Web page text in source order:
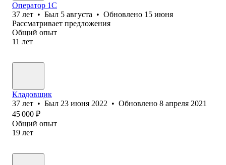
Оператор 1С
37 лет • Был 5 августа • Обновлено 15 июня
Рассматривает предложения
Общий опыт
11 лет
Кладовщик
37 лет • Был 23 июня 2022 • Обновлено 8 апреля 2021
45 000 ₽
Общий опыт
19 лет